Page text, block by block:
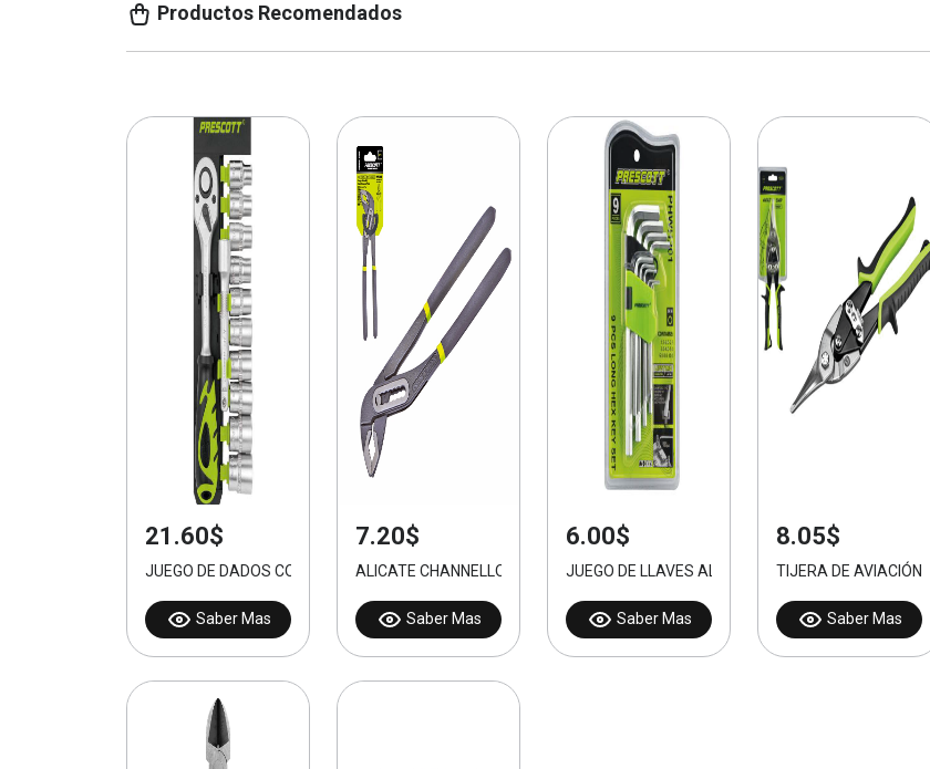
Productos Recomendados
21.60$
JUEGO DE DADOS CON RATCHET 1/2" 12PCS
Saber Mas
7.20$
ALICATE CHANNELLOCK O PICO DE LORO 10 PULGADAS
Saber Mas
6.00$
JUEGO DE LLAVES ALLEN HEXAGONALES 9pcs
Saber Mas
8.05$
TIJERA DE AVIACIÓN
Saber Mas